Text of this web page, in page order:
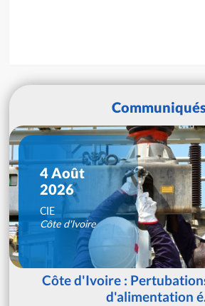
4 Août
2026
CIE
Côte d'Ivoire
Côte d'Ivoire :
d'alimentation